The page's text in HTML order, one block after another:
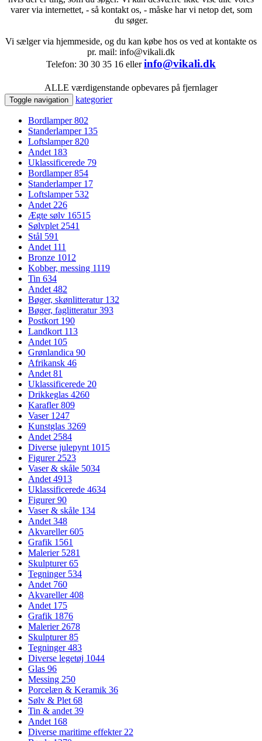
varer via internettet, - så kontakt os, - måske har vi netop det, som
du søger.
Vi sælger via hjemmeside, og du kan købe hos os ved at kontakte os
pr. mail: info@vikali.dk
Telefon: 30 30 35 16 ellerinfo@vikali.dk
ALLE værdigenstande opbevares på fjernlager
Toggle navigation kategorier
Bordlamper802
Standerlamper 135
Loftslamper820
Andet 183
Uklassificerede 79
Bordlamper854
Standerlamper 17
Loftslamper 532
Andet226
Ægte sølv 16515
Sølvplet2541
Stål 591
Andet 111
Bronze 1012
Kobber, messing 1119
Tin 634
Andet482
Bøger, skønlitteratur 132
Bøger, faglitteratur393
Postkort 190
Landkort 113
Andet 105
Grønlandica 90
Afrikansk 46
Andet81
Uklassificerede 20
Drikkeglas 4260
Karafler809
Vaser 1247
Kunstglas 3269
Andet2584
Diverse julepynt 1015
Figurer2523
Vaser & skåle 5034
Andet4913
Uklassificerede 4634
Figurer90
Vaser & skåle 134
Andet348
Akvareller605
Grafik 1561
Malerier 5281
Skulpturer65
Tegninger 534
Andet 760
Akvareller408
Andet 175
Grafik 1876
Malerier2678
Skulpturer85
Tegninger483
Diverse legetøj 1044
Glas 96
Messing 250
Porcelæn & Keramik 36
Sølv & Plet68
Tin & andet39
Andet 168
Diverse maritime effekter22